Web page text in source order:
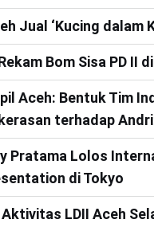
Jual ‘Kucing dalam
Bom Sisa PD II
Aceh: Bentuk Tim
terhadap
Pratama Lolos
di Tokyo
LDII Aceh